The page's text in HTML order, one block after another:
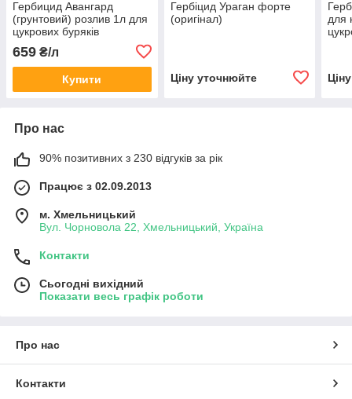
Гербицид Авангард
(грунтовий) розлив 1л для
цукрових буряків
соняшника ріпаку картоплі
метолахлор 960
659 ₴/л
Купити
Гербіцид Ураган форте
(оригінал)
Ціну уточнюйте
для
Про нас
90% позитивних з 230 відгуків за рік
Працює з 02.09.2013
м. Хмельницький
Вул. Чорновола 22, Хмельницький, Україна
Контакти
Сьогодні вихідний
Показати весь графік роботи
Про нас
Контакти